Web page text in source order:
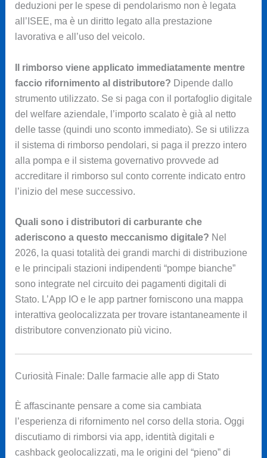
deduzioni per le spese di pendolarismo non è legata
all’ISEE, ma è un diritto legato alla prestazione
lavorativa e all’uso del veicolo.
Il rimborso viene applicato immediatamente mentre
faccio rifornimento al distributore? Dipende dallo
strumento utilizzato. Se si paga con il portafoglio digitale
del welfare aziendale, l’importo scalato è già al netto
delle tasse (quindi uno sconto immediato). Se si utilizza
il sistema di rimborso pendolari, si paga il prezzo intero
alla pompa e il sistema governativo provvede ad
accreditare il rimborso sul conto corrente indicato entro
l’inizio del mese successivo.
Quali sono i distributori di carburante che
aderiscono a questo meccanismo digitale? Nel
2026, la quasi totalità dei grandi marchi di distribuzione
e le principali stazioni indipendenti “pompe bianche”
sono integrate nel circuito dei pagamenti digitali di
Stato. L’App IO e le app partner forniscono una mappa
interattiva geolocalizzata per trovare istantaneamente il
distributore convenzionato più vicino.
Curiosità Finale: Dalle farmacie alle app di Stato
È affascinante pensare a come sia cambiata
l’esperienza di rifornimento nel corso della storia. Oggi
discutiamo di rimborsi via app, identità digitali e
cashback geolocalizzati, ma le origini del “pieno” di